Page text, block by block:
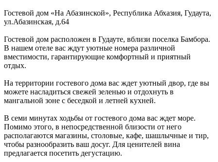
Гостевой дом «На Абазинской», Республика Абхазия, Гудаута,
ул.Абазинская, д.64
Гостевой дом расположен в Гудауте, вблизи поселка Бамбора.
В нашем отеле вас ждут уютные номера различной
вместимости, гарантирующие комфортный и приятный
отдых.
На территории гостевого дома вас ждет уютный двор, где вы
можете насладиться свежей зеленью и отдохнуть в
мангальной зоне с беседкой и летней кухней.
В семи минутах ходьбы от гостевого дома вас ждет море.
Помимо этого, в непосредственной близости от него
располагаются магазины, столовые, кафе, шашлычные и тир,
чтобы разнообразить ваш досуг. Для ценителей вина
предлагается посетить дегустацию.